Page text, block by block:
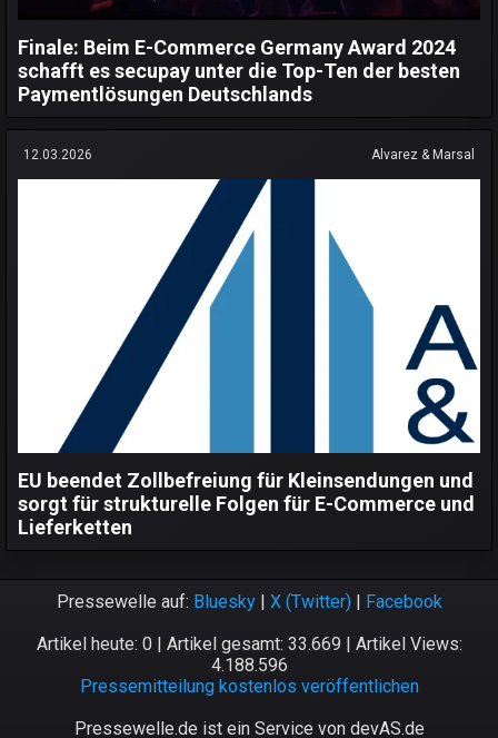
Finale: Beim E-Commerce Germany Award 2024
schafft es secupay unter die Top-Ten der besten
Paymentlösungen Deutschlands
12.03.2026 Alvarez & Marsal
EU beendet Zollbefreiung für Kleinsendungen und
sorgt für strukturelle Folgen für E-Commerce und
Lieferketten
Pressewelle auf: Bluesky| X (Twitter)| Facebook
Artikel heute: 0 | Artikel gesamt: 33.669 | Artikel Views:
4.188.596
Pressemitteilung kostenlos veröffentlichen
Pressewelle.de ist ein Service von devAS.de